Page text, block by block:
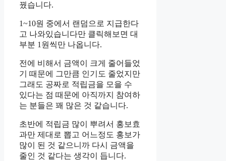
꿨습니다.
1~10원 중에서 랜덤으로 지급한다
고 나와있습니다만 클릭해보면 대
부분 1원씩만 나옵니다.
전에 비해서 금액이 크게 줄어들었
기 때문에 그만큼 인기도 줄었지만
그래도 공짜로 적립금을 모을 수
있다는 점 때문에 아직까지 참여하
는 분들은 꽤 많은 것 같습니다.
초반에 적립금 많이 뿌려서 홍보효
과만 제대로 뽑고 어느정도 홍보가
많이 된 것 같으니까 다시 금액을
줄인 것 같다는 생각이 듭니다.